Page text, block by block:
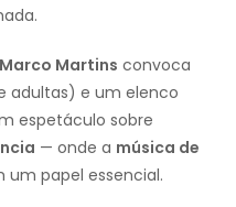
Marco Martins convoca
adultas) e um elenco
espetáculo sobre
— onde a música de
papel essencial.